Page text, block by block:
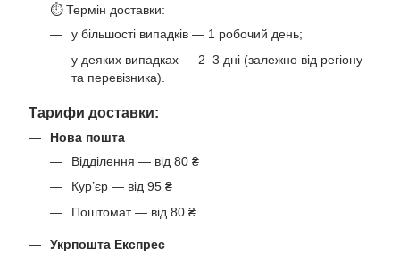
⏱ Термін доставки:
у більшості випадків — 1 робочий день;
у деяких випадках — 2–3 дні (залежно від регіону
та перевізника).
Тарифи доставки:
Нова пошта
Відділення — від 80 ₴
Кур’єр — від 95 ₴
Поштомат — від 80 ₴
Укрпошта Експрес